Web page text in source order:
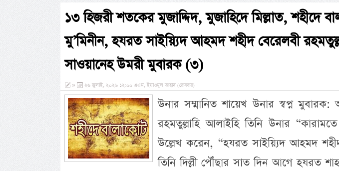
১৩ হিজরী শতকের মুজাদ্দিদ, মুজাহিদে মিল্লাত, শহীদে
মু’মিনীন, হযরত সাইয়্যিদ আহমদ শহীদ বেরেলবী
সাওয়ানেহ উমরী মুবারক (৩)
» ২৬ জুলাই, ২০২৬ ১২:০০ এএম, ইয়াওমুল আহাদ (রোববার)
উনার সম্মানিত শায়েখ উনার স্বপ্ন
রহমতুল্লাহি আলাইহি তিনি উনার
উল্লেখ করেন, “হযরত সাইয়্যিদ আহমদ
তিনি দিল্লী পৌঁছার সাত দিন আগে হযরত